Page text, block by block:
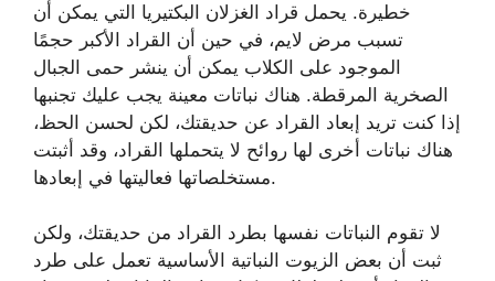
خطيرة. يحمل قراد الغزلان البكتيريا التي يمكن أن
تسبب مرض لايم، في حين أن القراد الأكبر حجمًا
الموجود على الكلاب يمكن أن ينشر حمى الجبال
الصخرية المرقطة. هناك نباتات معينة يجب عليك تجنبها
إذا كنت تريد إبعاد القراد عن حديقتك، لكن لحسن الحظ،
هناك نباتات أخرى لها روائح لا يتحملها القراد، وقد أثبتت
مستخلصاتها فعاليتها في إبعادها.
لا تقوم النباتات نفسها بطرد القراد من حديقتك، ولكن
ثبت أن بعض الزيوت النباتية الأساسية تعمل على طرد